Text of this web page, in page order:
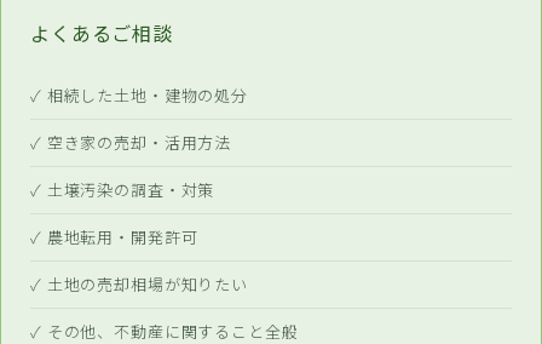
よくあるご相談
✓ 相続した土地・建物の処分
✓ 空き家の売却・活用方法
✓ 土壌汚染の調査・対策
✓ 農地転用・開発許可
✓ 土地の売却相場が知りたい
✓ その他、不動産に関すること全般